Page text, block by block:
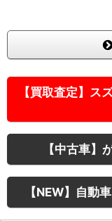
【買取査定】ス
【中古車】
【NEW】自動